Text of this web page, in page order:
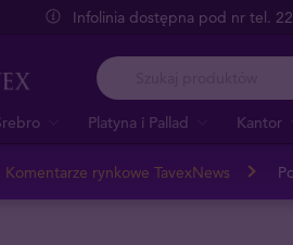
Infolinia dostępna pod nr tel.
Platyna i Pallad Kantor
Komentarze rynkowe TavexNews